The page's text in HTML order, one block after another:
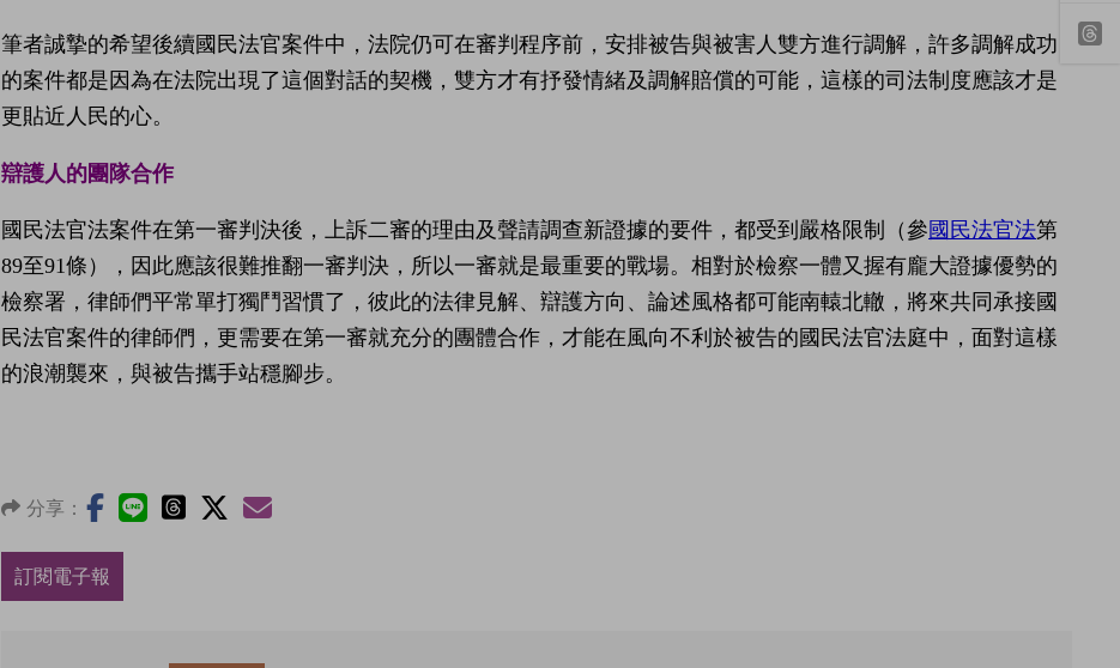
筆者誠摯的希望後續國民法官案件中，法院仍可在審判程序前，安排被告與被害人雙方進行調解，許多調解成功
的案件都是因為在法院出現了這個對話的契機，雙方才有抒發情緒及調解賠償的可能，這樣的司法制度應該才是
更貼近人民的心。
辯護人的團隊合作
國民法官法案件在第一審判決後，上訴二審的理由及聲請調查新證據的要件，都受到嚴格限制（參 國民法官法第
89至91條），因此應該很難推翻一審判決，所以一審就是最重要的戰場。相對於檢察一體又握有龐大證據優勢的
檢察署，律師們平常單打獨鬥習慣了，彼此的法律見解、辯護方向、論述風格都可能南轅北轍，將來共同承接國
民法官案件的律師們，更需要在第一審就充分的團體合作，才能在風向不利於被告的國民法官法庭中，面對這樣
的浪潮襲來，與被告攜手站穩腳步。
分享：
訂閱電子報
k
專